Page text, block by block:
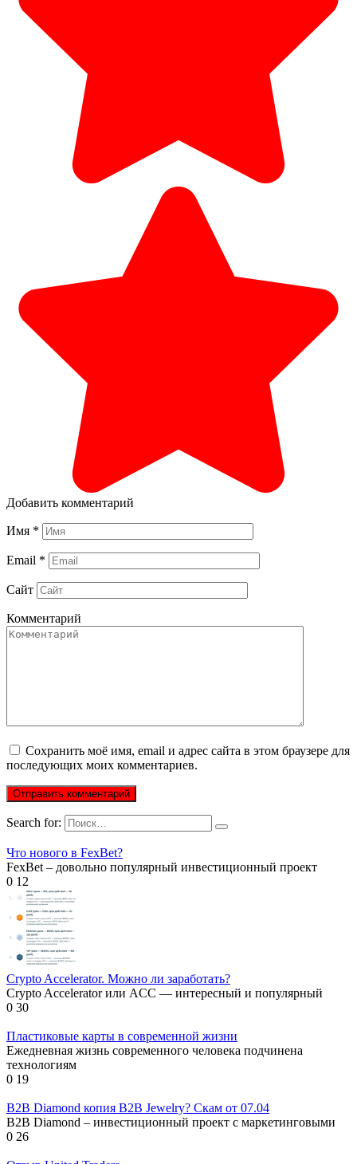
Добавить комментарий
Имя *
Email *
Сайт
Комментарий
Сохранить моё имя, email и адрес сайта в этом браузере для
последующих моих комментариев.
Search for:
Что нового в FexBet?
FexBet – довольно популярный инвестиционный проект
0 12
Crypto Accelerator. Можно ли заработать?
Crypto Accelerator или ACC — интересный и популярный
0 30
Пластиковые карты в современной жизни
Ежедневная жизнь современного человека подчинена
технологиям
0 19
B2B Diamond копия B2B Jewelry? Скам от 07.04
B2B Diamond – инвестиционный проект с маркетинговыми
0 26